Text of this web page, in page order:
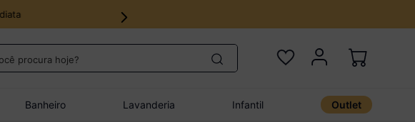
hoje?
Banheiro Lavanderia Infantil Outlet